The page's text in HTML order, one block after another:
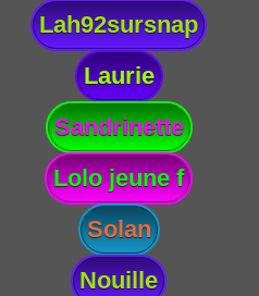
Lah92sursnap
Laurie
Sandrinette
Lolo jeune f
Solan
Nouille